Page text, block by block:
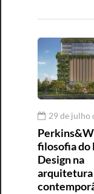
29 de julho
filosofia do
Design na
arquitetura